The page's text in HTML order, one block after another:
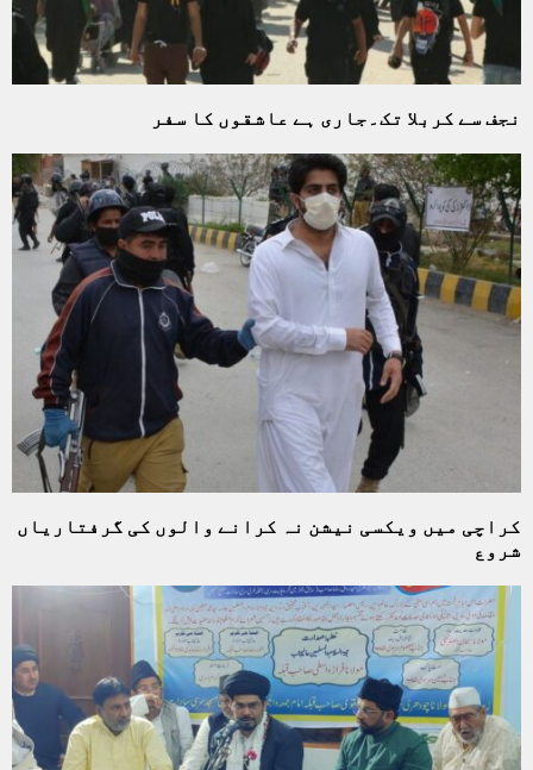
نجف سے کربلا تک۔جاری ہے عاشقوں کا سفر
کراچی میں ویکسی نیشن نہ کرانے والوں کی گرفتاریاں
شروع